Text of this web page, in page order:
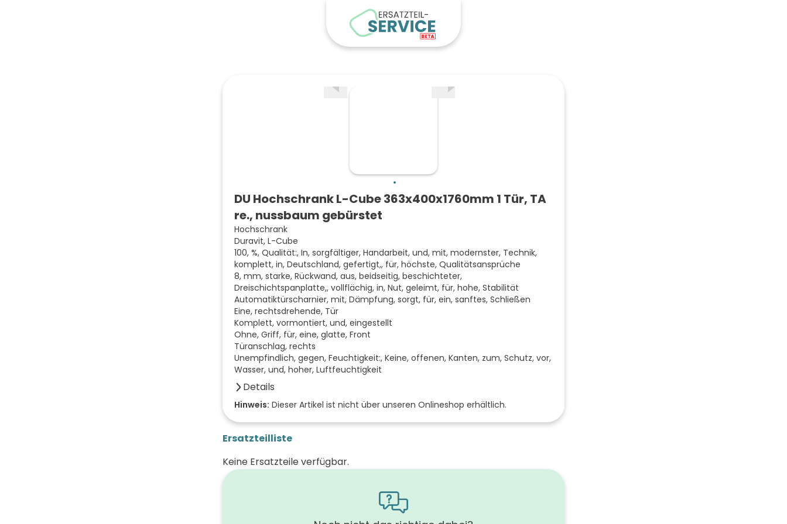
DU Hochschrank L-Cube 363x400x1760mm 1 Tür, TA
re., nussbaum gebürstet
Hochschrank
Duravit, L-Cube
100, %, Qualität:, In, sorgfältiger, Handarbeit, und, mit, modernster, Technik,
komplett, in, Deutschland, gefertigt,, für, höchste, Qualitätsansprüche
8, mm, starke, Rückwand, aus, beidseitig, beschichteter,
Dreischichtspanplatte,, vollflächig, in, Nut, geleimt, für, hohe, Stabilität
Automatiktürscharnier, mit, Dämpfung, sorgt, für, ein, sanftes, Schließen
Eine, rechtsdrehende, Tür
Komplett, vormontiert, und, eingestellt
Ohne, Griff, für, eine, glatte, Front
Türanschlag, rechts
Unempfindlich, gegen, Feuchtigkeit:, Keine, offenen, Kanten, zum, Schutz, vor,
Wasser, und, hoher, Luftfeuchtigkeit
Details
Anzahl der Türen (Stück)
Farbe der Front
Hinweis: Dieser Artikel ist nicht über unseren Onlineshop erhältlich.
Ersatzteilliste
Keine Ersatzteile verfügbar.